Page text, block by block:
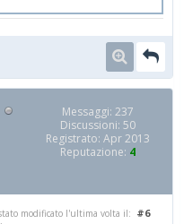
Messaggi: 237
Discussioni: 50
Registrato: Apr 2013
Reputazione: 4
#6
modificato l'ultima volta il: